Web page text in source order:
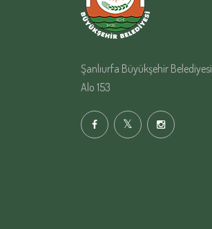
Şanlıurfa Büyükşehir Belediyesi
Alo 153